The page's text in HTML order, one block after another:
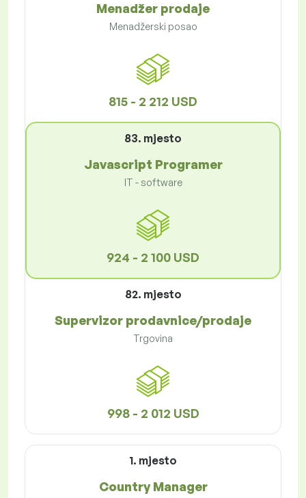
Menadžer prodaje
Menadžerski posao
815 - 2 212 USD
83. mjesto
Javascript Programer
IT - software
924 - 2 100 USD
82. mjesto
Supervizor prodavnice/prodaje
Trgovina
998 - 2 012 USD
1. mjesto
Country Manager